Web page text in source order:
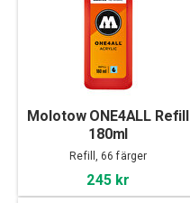
Molotow ONE4ALL Refill
180ml
Refill, 66 färger
245 kr